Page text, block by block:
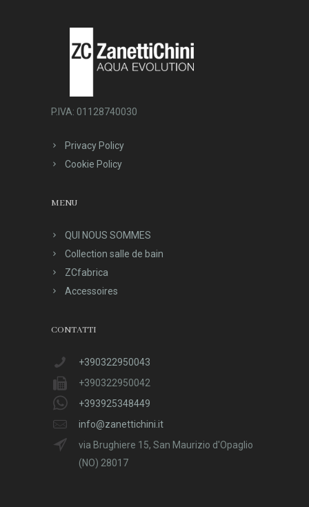
P.IVA: 01128740030
Privacy Policy
Cookie Policy
MENU
QUI NOUS SOMMES
Collection salle de bain
ZCfabrica
Accessoires
CONTATTI
+390322950043
+390322950042
+393925348449
info@zanettichini.it
via Brughiere 15, San Maurizio d'Opaglio
(NO) 28017